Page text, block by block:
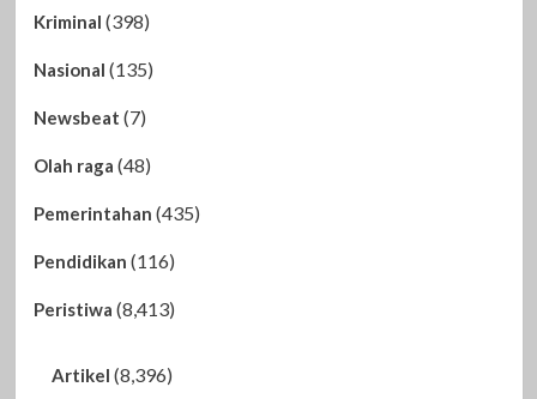
Kriminal (398)
Nasional (135)
Newsbeat (7)
Olah raga (48)
Pemerintahan (435)
Pendidikan (116)
Peristiwa (8,413)
Artikel (8,396)